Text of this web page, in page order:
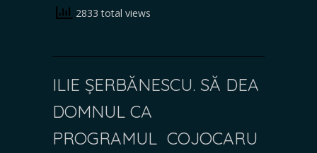
2833 total views
ILIE ȘERBĂNESCU. SĂ DEA
DOMNUL CA
PROGRAMUL COJOCARU